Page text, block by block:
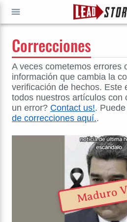
Correcciones
A veces cometemos errores
información que cambia la
verificación de hechos. Este
todos nuestros artículos con
un error? Contact us!.
de correcciones aquí..
Maduro
IR A